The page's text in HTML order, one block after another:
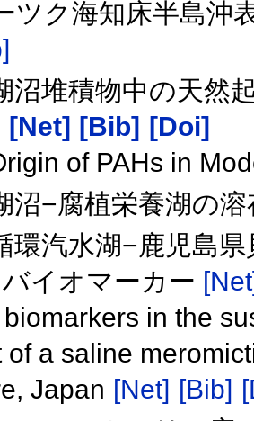
ツク海知床半島沖
沼堆積物中の天然
[Net] [Bib]
[Doi]
of PAHs in
沼−腐植栄養湖の
環汽水湖−鹿児島
イオマーカー
in the
of a saline
Japan [Net] [Bib]